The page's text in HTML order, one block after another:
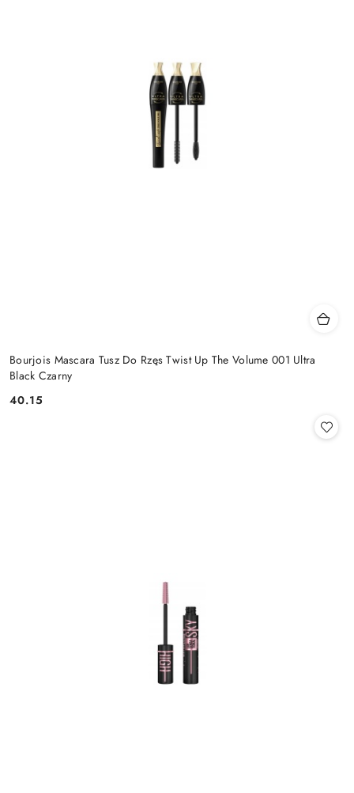
Bourjois Mascara Tusz Do Rzęs Twist Up The Volume 001 Ultra
Black Czarny
Cena:
40.15